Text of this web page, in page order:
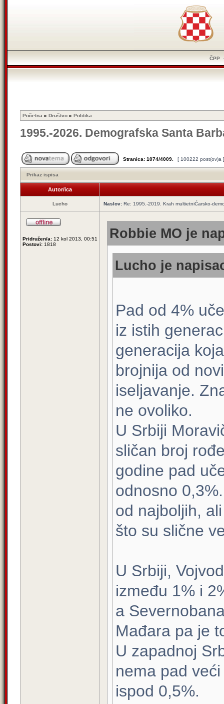
ČPP
Početna » Društvo » Politika
1995.-2026. Demografska Santa
Stranica: 1074/4009 [ 100222 post(ov)a
Prikaz ispisa
Autor/ica
Lucho Naslov: Re: 1995.-2019. Krah multietniĆarsko-
Pridružen/a: 12 kol 2013, 00:51
Postovi: 1818
Robbie MO je
Lucho je
Pad od 4%
iz istih
generacija
brojnija od
iseljavanje.
ne ovoliko.
U Srbiji
sličan broj
godine pad
odnosno
od najboljih,
što su slične
U Srbiji,
između 1% i
a
Mađara pa je
U zapadnoj
nema pad
ispod 0,5%.